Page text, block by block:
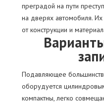
преградой на пути
на дверях автомобиля. Их
от конструкции и
Подавляющее
оборудуется
компактны, легко